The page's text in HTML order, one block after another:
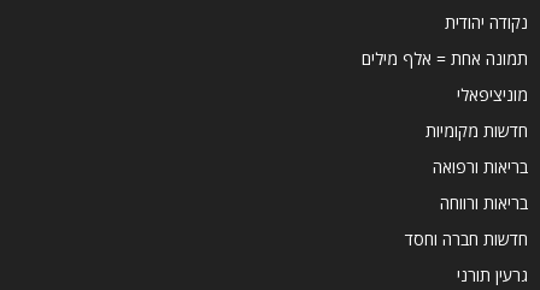
נקודה יהודית
תמונה אחת = אלף מילים
מוניציפאלי
חדשות מקומיות
בריאות ורפואה
בריאות ורווחה
חדשות חברה וחסד
גרעין תורני